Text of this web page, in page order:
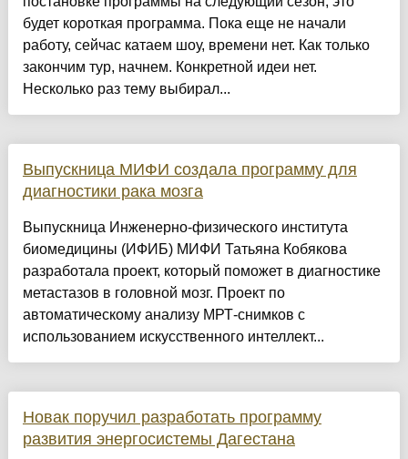
будет короткая программа. Пока еще не начали
работу, сейчас катаем шоу, времени нет. Как только
закончим тур, начнем. Конкретной идеи нет.
Несколько раз тему выбирал...
Выпускница МИФИ создала программу для
диагностики рака мозга
Выпускница Инженерно-физического института
биомедицины (ИФИБ) МИФИ Татьяна Кобякова
разработала проект, который поможет в диагностике
метастазов в головной мозг. Проект по
автоматическому анализу МРТ-снимков с
использованием искусственного интеллект...
Новак поручил разработать программу
развития энергосистемы Дагестана